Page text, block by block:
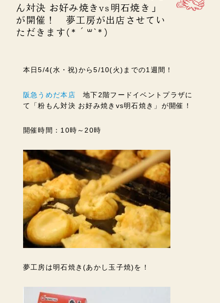
ん対決 お好み焼きvs明石焼き」
が開催！ 夢工房が出店させてい
ただきます(*´꒳`*)
本日5/4(水・祝)から5/10(火)までの1週間！
阪急うめだ本店 地下2階フードイベントプラザに
て「粉もん対決 お好み焼きvs明石焼き」が開催！
開催時間：10時～20時
夢工房は明石焼き(あかし玉子焼)を！